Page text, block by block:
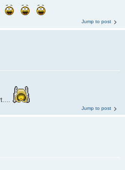
Jump to post
Jump to post